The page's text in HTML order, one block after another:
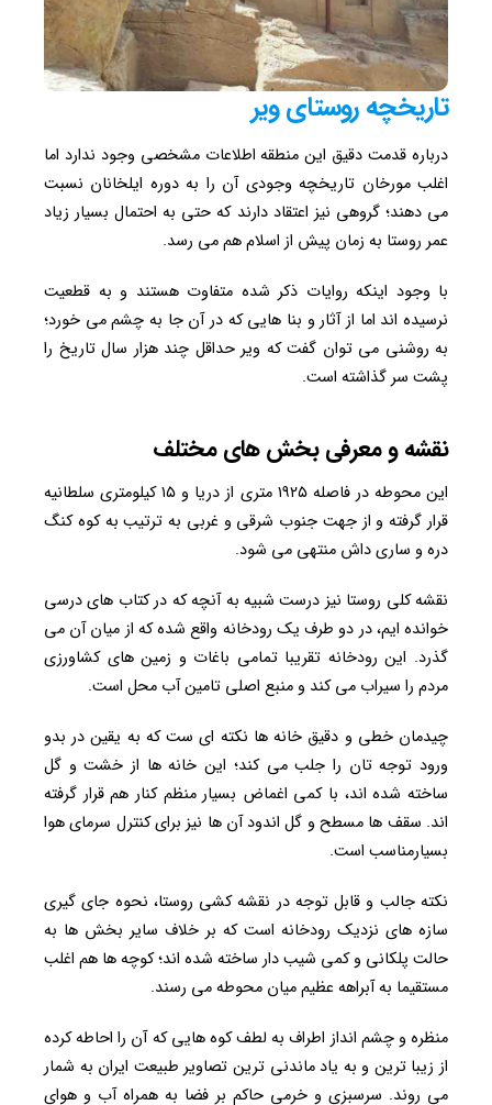
تاریخچه روستای ویر
درباره قدمت دقیق این منطقه اطلاعات مشخصی وجود ندارد اما
اغلب مورخان تاریخچه وجودی آن را به دوره ایلخانان نسبت
می دهند؛ گروهی نیز اعتقاد دارند که حتی به احتمال بسیار زیاد
عمر روستا به زمان پیش از اسلام هم می رسد.
با وجود اینکه روایات ذکر شده متفاوت هستند و به قطعیت
نرسیده اند اما از آثار و بنا هایی که در آن جا به چشم می خورد؛
به روشنی می توان گفت که ویر حداقل چند هزار سال تاریخ را
پشت سر گذاشته است.
نقشه و معرفی بخش های مختلف
این محوطه در فاصله ۱۹۲۵ متری از دریا و ۱۵ کیلومتری سلطانیه
قرار گرفته و از جهت جنوب شرقی و غربی به ترتیب به کوه کنگ
دره و ساری داش منتهی می شود.
نقشه کلی روستا نیز درست شبیه به آنچه که در کتاب های درسی
خوانده ایم، در دو طرف یک رودخانه واقع شده که از میان آن می
گذرد. این رودخانه تقریبا تمامی باغات و زمین های کشاورزی
مردم را سیراب می کند و منبع اصلی تامین آب محل است.
چیدمان خطی و دقیق خانه ها نکته ای ست که به یقین در بدو
ورود توجه تان را جلب می کند؛ این خانه ها از خشت و گل
ساخته شده اند، با کمی اغماض بسیار منظم کنار هم قرار گرفته
اند. سقف ها مسطح و گل اندود آن ها نیز برای کنترل سرمای هوا
بسیارمناسب است.
نکته جالب و قابل توجه در نقشه کشی روستا، نحوه جای گیری
سازه های نزدیک رودخانه است که بر خلاف سایر بخش ها به
حالت پلکانی و کمی شیب دار ساخته شده اند؛ کوچه ها هم اغلب
مستقیما به آبراهه عظیم میان محوطه می رسند.
منظره و چشم انداز اطراف به لطف کوه هایی که آن را احاطه کرده
از زیبا ترین و به یاد ماندنی ترین تصاویر طبیعت ایران به شمار
می روند. سرسبزی و خرمی حاکم بر فضا به همراه آب و هوای